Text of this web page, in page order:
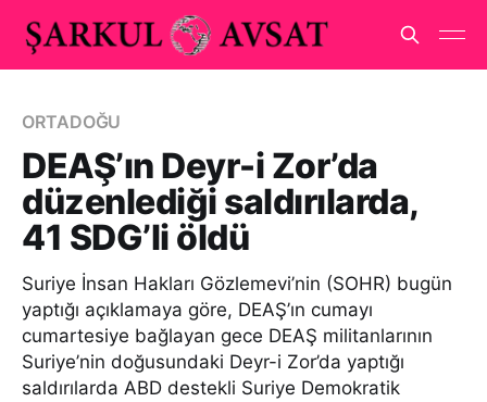
ORTADOĞU
DEAŞ’ın Deyr-i Zor’da
düzenlediği saldırılarda,
41 SDG’li öldü
Suriye İnsan Hakları Gözlemevi’nin (SOHR) bugün
yaptığı açıklamaya göre, DEAŞ’ın cumayı
cumartesiye bağlayan gece DEAŞ militanlarının
Suriye’nin doğusundaki Deyr-i Zor’da yaptığı
saldırılarda ABD destekli Suriye Demokratik